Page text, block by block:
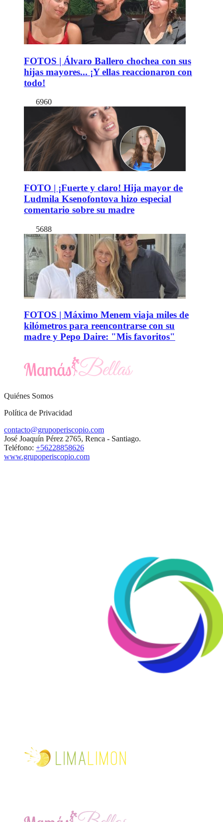
FOTOS | Álvaro Ballero chochea con sus
hijas mayores... ¡Y ellas reaccionaron con
todo!
6960
FOTO | ¡Fuerte y claro! Hija mayor de
Ludmila Ksenofontova hizo especial
comentario sobre su madre
5688
FOTOS | Máximo Menem viaja miles de
kilómetros para reencontrarse con su
madre y Pepo Daire: "Mis favoritos"
Quiénes Somos
Política de Privacidad
contacto@grupoperiscopio.com
José Joaquín Pérez 2765, Renca - Santiago.
Teléfono: +56228858626
www.grupoperiscopio.com